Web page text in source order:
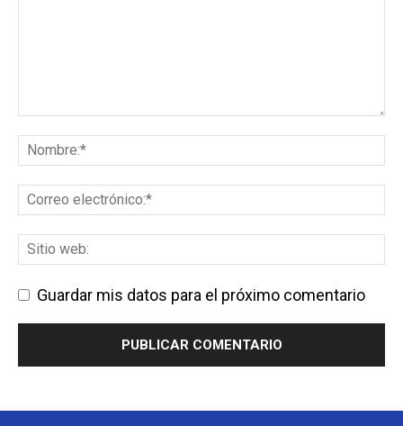
Guardar mis datos para el próximo comentario